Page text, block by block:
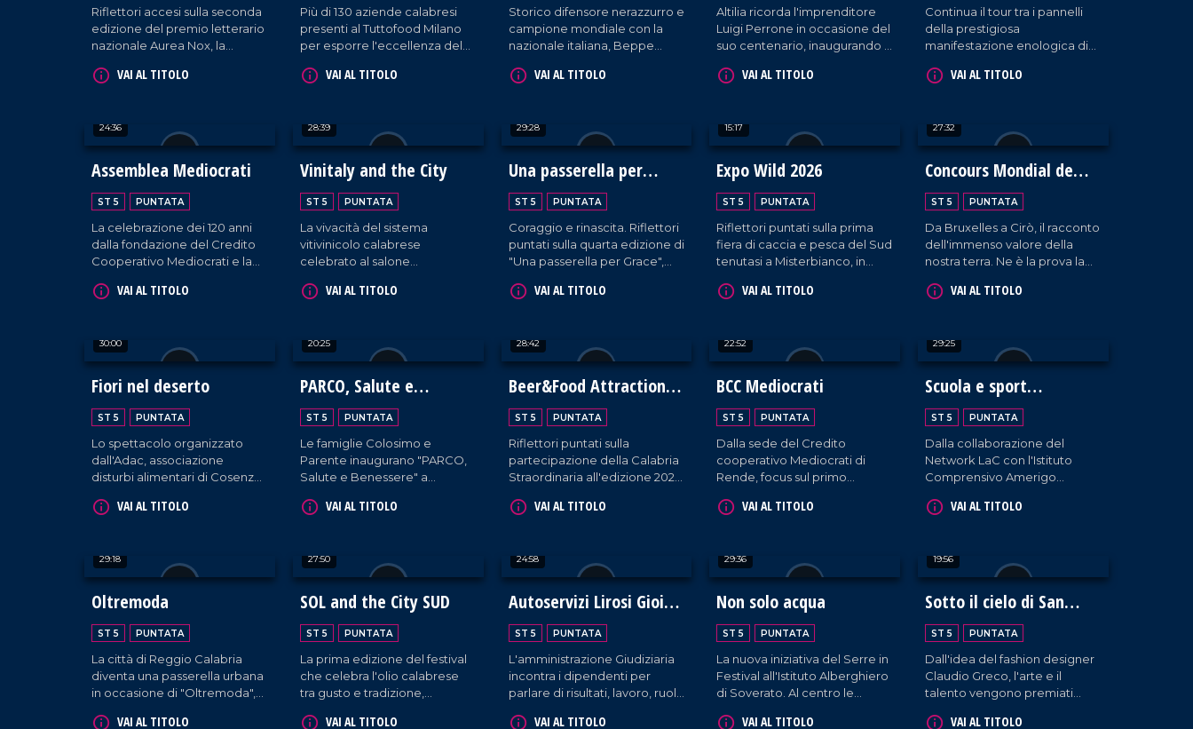
Riflettori accesi sulla seconda
edizione del premio letterario
nazionale Aurea Nox, la
tenutasi a Chiaravalle Centrale
comunale e della Consulta
della Cultura.
VAI AL TITOLO
Più di 130 aziende calabresi
presenti al Tuttofood Milano
per esporre l'eccellenza del
arrivo da tutto il mondo.
VAI AL TITOLO
Storico difensore nerazzurro e
campione mondiale con la
nazionale italiana, Beppe
una serata all'insegna della
VAI AL TITOLO
Altilia ricorda l'imprenditore
Luigi Perrone in occasione del
suo centenario, inaugurando il
IperContè alla presenza
VAI AL TITOLO
Continua il tour tra i pannelli
della prestigiosa
manifestazione enologica di
interviste formative,
VAI AL TITOLO
24:36
Assemblea Mediocrati
ST 5 PUNTATA
La celebrazione dei 120 anni
dalla fondazione del Credito
Cooperativo Mediocrati e la
Melagrana d'Argento.
VAI AL TITOLO
28:39
Vinitaly and the City
ST 5 PUNTATA
La vivacità del sistema
vitivinicolo calabrese
celebrato al salone
Verona, tra esposizioni,
VAI AL TITOLO
29:28
Una passerella per
Grace
ST 5 PUNTATA
Coraggio e rinascita. Riflettori
puntati sulla quarta edizione di
"Una passerella per Grace",
donne oncologiche che non si
splendore.
VAI AL TITOLO
15:17
Expo Wild 2026
ST 5 PUNTATA
Riflettori puntati sulla prima
fiera di caccia e pesca del Sud
tenutasi a Misterbianco, in
VAI AL TITOLO
27:32
Concours Mondial de
Bruxelles
ST 5 PUNTATA
Da Bruxelles a Cirò, il racconto
dell'immenso valore della
nostra terra. Ne è la prova la
del "Concours Mondial de
visto la partecipazione di 20
Paesi, oltre 100 etichette e i
palati più esperti al mondo.
VAI AL TITOLO
30:00
Fiori nel deserto
ST 5 PUNTATA
Lo spettacolo organizzato
dall'Adac, associazione
disturbi alimentari di Cosenza,
nazionale del Fiocchetto Lilla.
VAI AL TITOLO
20:25
PARCO, Salute e
Benessere
ST 5 PUNTATA
Le famiglie Colosimo e
Parente inaugurano "PARCO,
Salute e Benessere" a
servizi integrati di riabilitazione
VAI AL TITOLO
28:42
Beer&Food Attraction
2026
ST 5 PUNTATA
Riflettori puntati sulla
partecipazione della Calabria
Straordinaria all'edizione 2026
Rimini.VAI AL TITOLO
22:52
BCC Mediocrati
ST 5 PUNTATA
Dalla sede del Credito
cooperativo Mediocrati di
Rende, focus sul primo
sociale e la cooperazione
VAI AL TITOLO
29:25
Scuola e sport
incontrano
l'informazione
ST 5 PUNTATA
Dalla collaborazione del
Network LaC con l'Istituto
Comprensivo Amerigo
nasce un'iniziativa che aiuta i
Solidarietà. Il PalaSport di
Pizzo diventa, così, luogo di
incontro, sensibilizzazione e
perfino convivialità grazie alle
prelibatezze del Riva
Restaurant di Falerna.
VAI AL TITOLO
29:18
Oltremoda
ST 5 PUNTATA
La città di Reggio Calabria
diventa una passerella urbana
in occasione di "Oltremoda",
VAI AL TITOLO
27:50
SOL and the City SUD
ST 5 PUNTATA
La prima edizione del festival
che celebra l'olio calabrese
tra gusto e tradizione,
VAI AL TITOLO
24:58
Autoservizi Lirosi Gioia
Tauro: Lavoro e legalità
ST 5 PUNTATA
L'amministrazione Giudiziaria
incontra i dipendenti per
parlare di risultati, lavoro, ruolo
VAI AL TITOLO
29:36
Non solo acqua
ST 5 PUNTATA
La nuova iniziativa del Serre in
Festival all'Istituto Alberghiero
di Soverato. Al centro le
VAI AL TITOLO
19:56
Sotto il cielo di San
Francesco
ST 5 PUNTATA
Dall'idea del fashion designer
Claudio Greco, l'arte e il
talento vengono premiati
VAI AL TITOLO